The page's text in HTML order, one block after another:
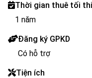
Thời gian thuê tối
1 năm
Đăng ký GPKD
Có hỗ trợ
Tiện ích